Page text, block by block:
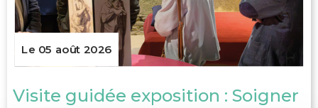
Le 05 août 2026
Visite guidée exposition : Soigner